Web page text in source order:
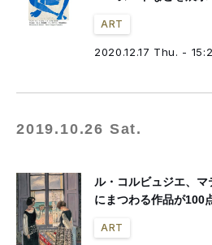
ART
2020.12.17 Thu. -
2019.10.26 Sat.
ル・コルビュジエ、マ
にまつわる作品が100
ART